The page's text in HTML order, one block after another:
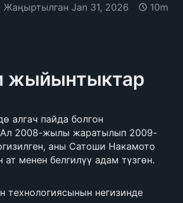
Жаңыртылган Jan 31, 2026 10m
жыйынтыктар
алгач пайда болгон
Ал 2008-жылы жаратылып 2009-
аны Сатоши Накамото
менен белгилүү адам түзгөн.
технологиясынын негизинде